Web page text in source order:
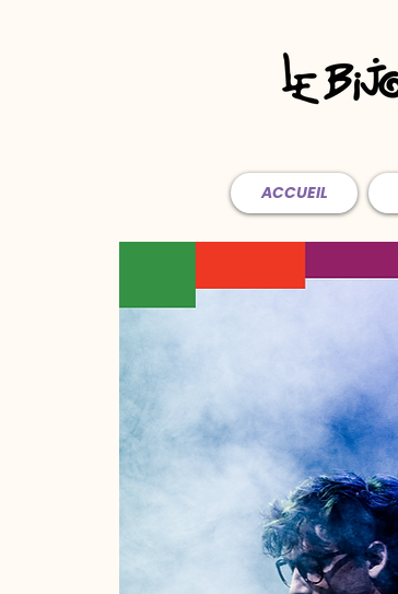
ACCUEIL